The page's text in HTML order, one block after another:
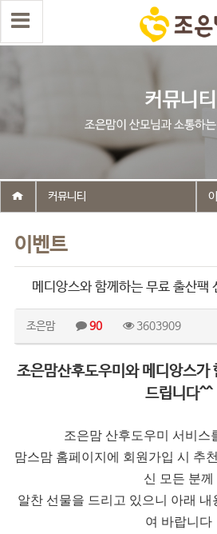
이벤트
커뮤니티
메디앙스와 함께하는 무료 출산
조은맘 90 3603909
조은맘산후도우미와 메디앙스가
드립니다^^
조은맘 산후도우미 서비스
맘스맘 홈페이지에 회원가입 시 추
신 모든 분께
알찬 선물을 드리고 있으니 아래
여 바랍니다